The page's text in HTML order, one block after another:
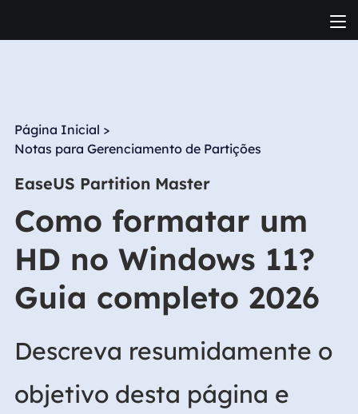
Página Inicial >
Notas para Gerenciamento de Partições
EaseUS Partition Master
Como formatar um
HD no Windows 11?
Guia completo 2026
Descreva resumidamente o
objetivo desta página e